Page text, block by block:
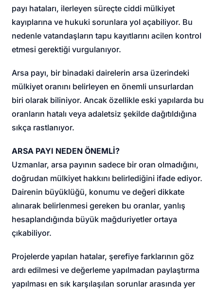
payı hataları, ilerleyen süreçte ciddi mülkiyet
kayıplarına ve hukuki sorunlara yol açabiliyor. Bu
nedenle vatandaşların tapu kayıtlarını acilen kontrol
etmesi gerektiği vurgulanıyor.
Arsa payı, bir binadaki dairelerin arsa üzerindeki
mülkiyet oranını belirleyen en önemli unsurlardan
biri olarak biliniyor. Ancak özellikle eski yapılarda bu
oranların hatalı veya adaletsiz şekilde dağıtıldığına
sıkça rastlanıyor.
ARSA PAYI NEDEN ÖNEMLİ?
Uzmanlar, arsa payının sadece bir oran olmadığını,
doğrudan mülkiyet hakkını belirlediğini ifade ediyor.
Dairenin büyüklüğü, konumu ve değeri dikkate
alınarak belirlenmesi gereken bu oranlar, yanlış
hesaplandığında büyük mağduriyetler ortaya
çıkabiliyor.
Projelerde yapılan hatalar, şerefiye farklarının göz
ardı edilmesi ve değerleme yapılmadan paylaştırma
yapılması en sık karşılaşılan sorunlar arasında yer